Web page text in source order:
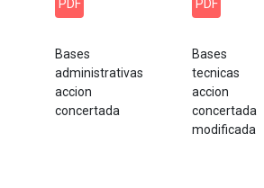
PDF
Bases
administrativas
accion
concertada
PDF
Bases
tecnicas
accion
concertada
modificada